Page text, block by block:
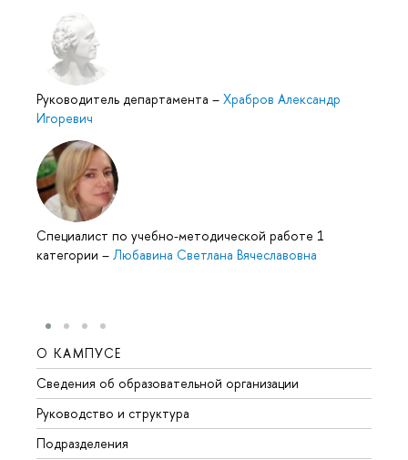
Руководитель департамента – Храбров Александр
Игоревич
Специалист по учебно-методической работе 1
категории – Любавина Светлана Вячеславовна
О КАМПУСЕ
Сведения об образовательной организации
Руководство и структура
Подразделения